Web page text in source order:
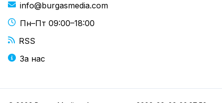
info@burgasmedia.com
Пн–Пт 09:00–18:00
RSS
За нас